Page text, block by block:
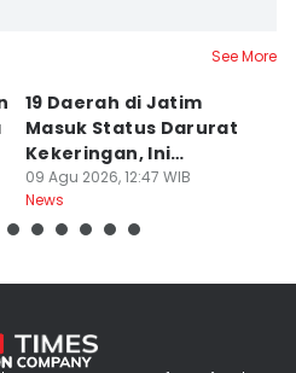
See More
19 Daerah di Jatim
Masuk Status Darurat
Kekeringan, Ini
Daftarnya
09 Agu 2026, 12:47 WIB
News